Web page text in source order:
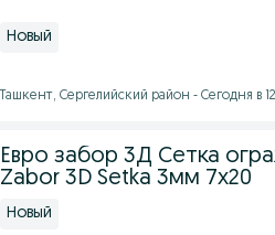
Новый
Ташкент, Сергелийский район - Сегодня в
Евро забор 3Д Сетка
Zabor 3D Setka 3мм 7х20
Новый